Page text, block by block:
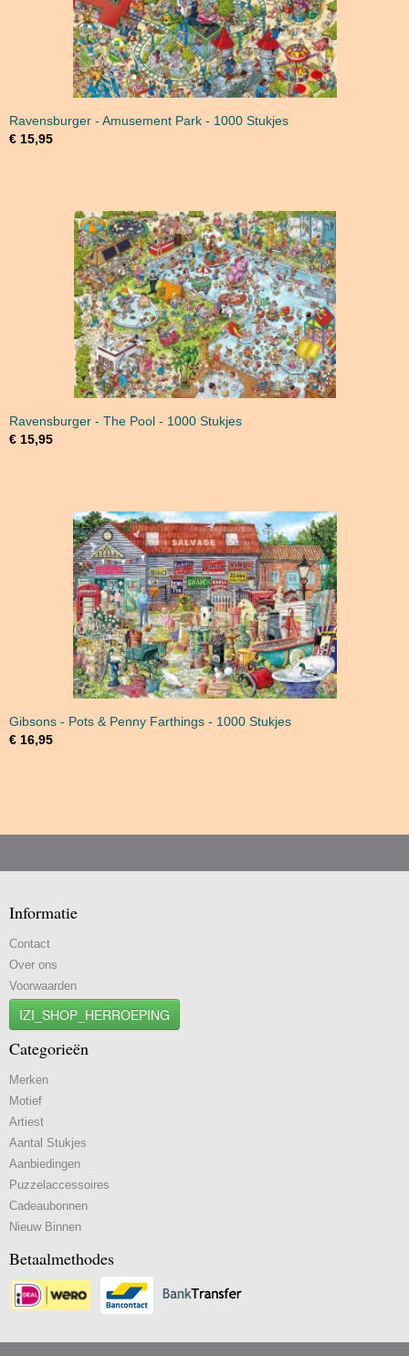
Ravensburger - Amusement Park - 1000 Stukjes
€ 15,95
Ravensburger - The Pool - 1000 Stukjes
€ 15,95
Gibsons - Pots & Penny Farthings - 1000 Stukjes
€ 16,95
Informatie
Contact
Over ons
Voorwaarden
IZI_SHOP_HERROEPING
Categorieën
Merken
Motief
Artiest
Aantal Stukjes
Aanbiedingen
Puzzelaccessoires
Cadeaubonnen
Nieuw Binnen
Betaalmethodes